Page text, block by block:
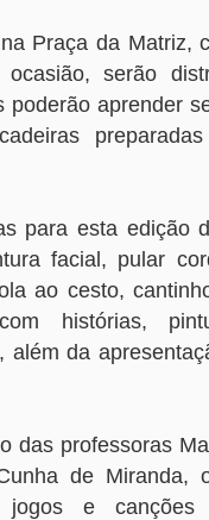
Praça da Matriz,
serão
poderão aprender
para esta edição
facial, pular
ao cesto,
histórias,
além da
das professoras
de Miranda,
jogos e canções